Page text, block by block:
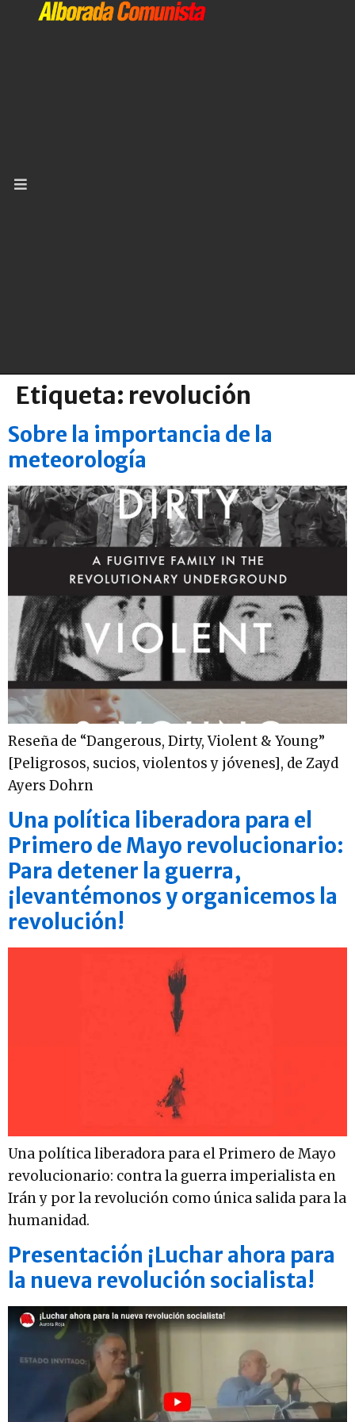
Etiqueta: revolución
Sobre la importancia de la
meteorología
Reseña de “Dangerous, Dirty, Violent & Young”
[Peligrosos, sucios, violentos y jóvenes], de Zayd
Ayers Dohrn
Una política liberadora para el
Primero de Mayo revolucionario:
Para detener la guerra,
¡levantémonos y organicemos la
revolución!
Una política liberadora para el Primero de Mayo
revolucionario: contra la guerra imperialista en
Irán y por la revolución como única salida para la
humanidad.
Presentación ¡Luchar ahora para
la nueva revolución socialista!